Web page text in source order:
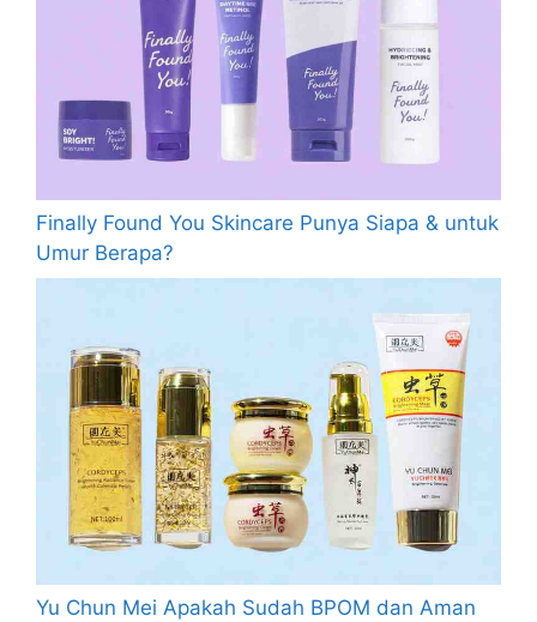
Finally Found You Skincare Punya Siapa & untuk
Umur Berapa?
Yu Chun Mei Apakah Sudah BPOM dan Aman